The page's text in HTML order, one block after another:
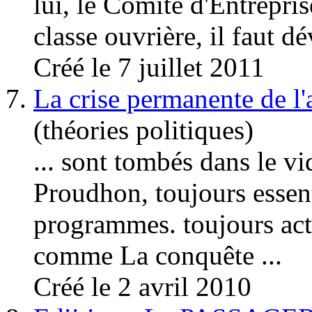
classe ouvrière, il faut
Créé le 7 juillet 2011
7. La crise permanente de
(théories politiques)
... sont tombés dans le
Proudhon, toujours
programmes. toujours
comme La conquête ...
Créé le 2 avril 2010